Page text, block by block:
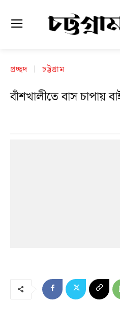
প্রচ্ছদ চট্টগ্রাম
বাঁশখালীতে বাস চাপায়